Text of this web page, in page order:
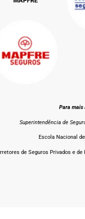
Para mais
Superintendência de
Escola Nacional
de Seguros Privados e